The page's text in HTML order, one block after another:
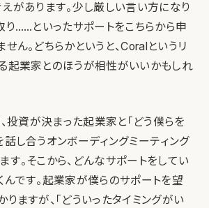
えがあります。少し厳しい言い方になり
り……といったサポートをこちらから申
ん。どちらかというと、Coralというリ
起業家とのほうが相性がいいかもしれ
投資が決まった起業家と「どう僕らを
話し合うオンボーディングミーティング
す。そこから、どんなサポートをしてい
んです。起業家が僕らのサポートを望
ますが、「どういったタイミングがい